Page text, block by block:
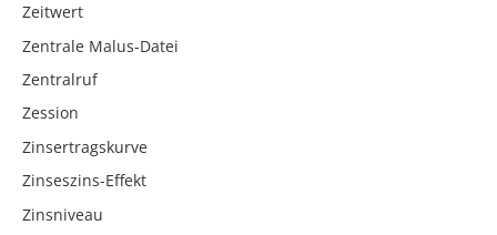
Zeitwert
Zentrale Malus-Datei
Zentralruf
Zession
Zinsertragskurve
Zinseszins-Effekt
Zinsniveau